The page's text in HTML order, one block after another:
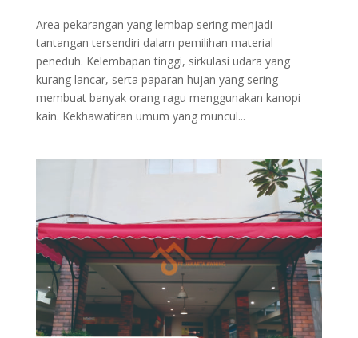
Area pekarangan yang lembap sering menjadi
tantangan tersendiri dalam pemilihan material
peneduh. Kelembapan tinggi, sirkulasi udara yang
kurang lancar, serta paparan hujan yang sering
membuat banyak orang ragu menggunakan kanopi
kain. Kekhawatiran umum yang muncul...